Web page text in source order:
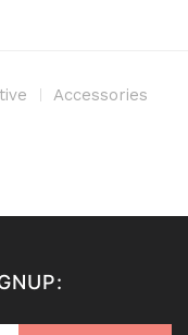
Accessories